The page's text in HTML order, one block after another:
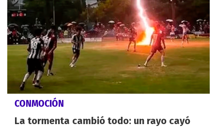
CONMOCIÓN
La tormenta cambió todo: un rayo cayó